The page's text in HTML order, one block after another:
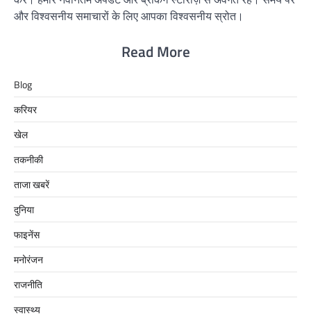
और विश्वसनीय समाचारों के लिए आपका विश्वसनीय स्रोत।
Read More
Blog
करियर
खेल
तकनीकी
ताजा खबरें
दुनिया
फाइनेंस
मनोरंजन
राजनीति
स्वास्थ्य